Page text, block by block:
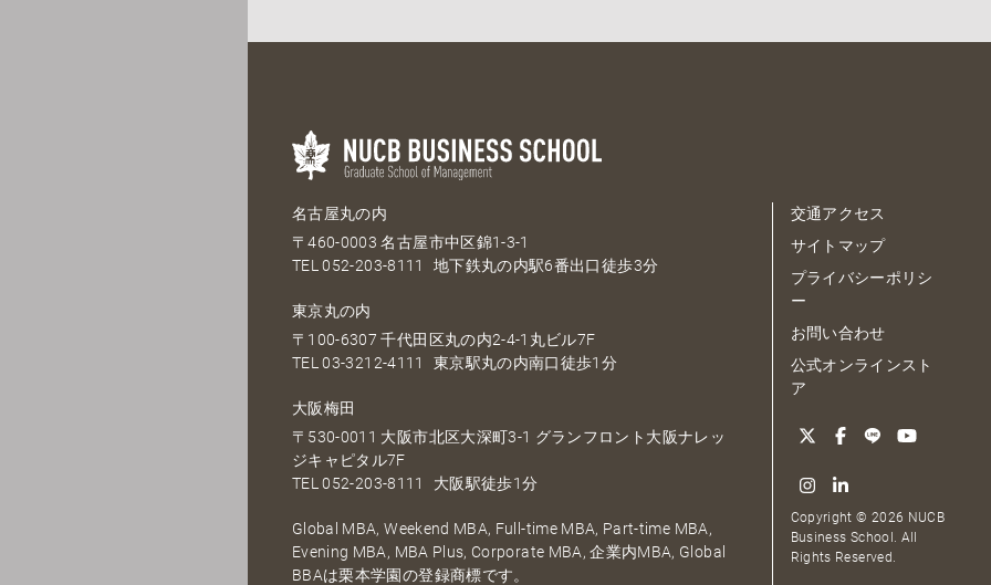
名古屋丸の内
〒460-0003 名古屋市中区錦1-3-1
TEL052-203-8111 地下鉄丸の内駅6番出口徒歩3分
東京丸の内
〒100-6307 千代田区丸の内2-4-1丸ビル7F
TEL03-3212-4111 東京駅丸の内南口徒歩1分
大阪梅田
〒530-0011 大阪市北区大深町3-1 グランフロント大阪ナレッ
ジキャピタル7F
TEL052-203-8111 大阪駅徒歩1分
Global MBA, Weekend MBA, Full-time MBA, Part-time MBA,
Evening MBA, MBA Plus, Corporate MBA, 企業内MBA, Global
BBAは栗本学園の登録商標です。
交通アクセス
サイトマップ
プライバシーポリシ
ー
お問い合わせ
公式オンラインスト
ア
Copyright © 2026 NUCB
Business School. All
Rights Reserved.